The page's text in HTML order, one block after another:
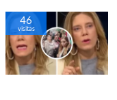
46
visitas